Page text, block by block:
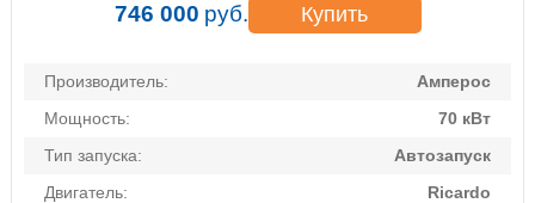
746 000 руб. Купить
Производитель:
Амперос
Мощность:
70 кВт
Тип запуска:
Автозапуск
Двигатель:
Ricardo